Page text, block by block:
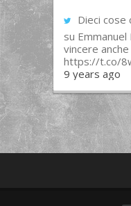
Dieci
su
vincere
https://t.co/
9 years ago